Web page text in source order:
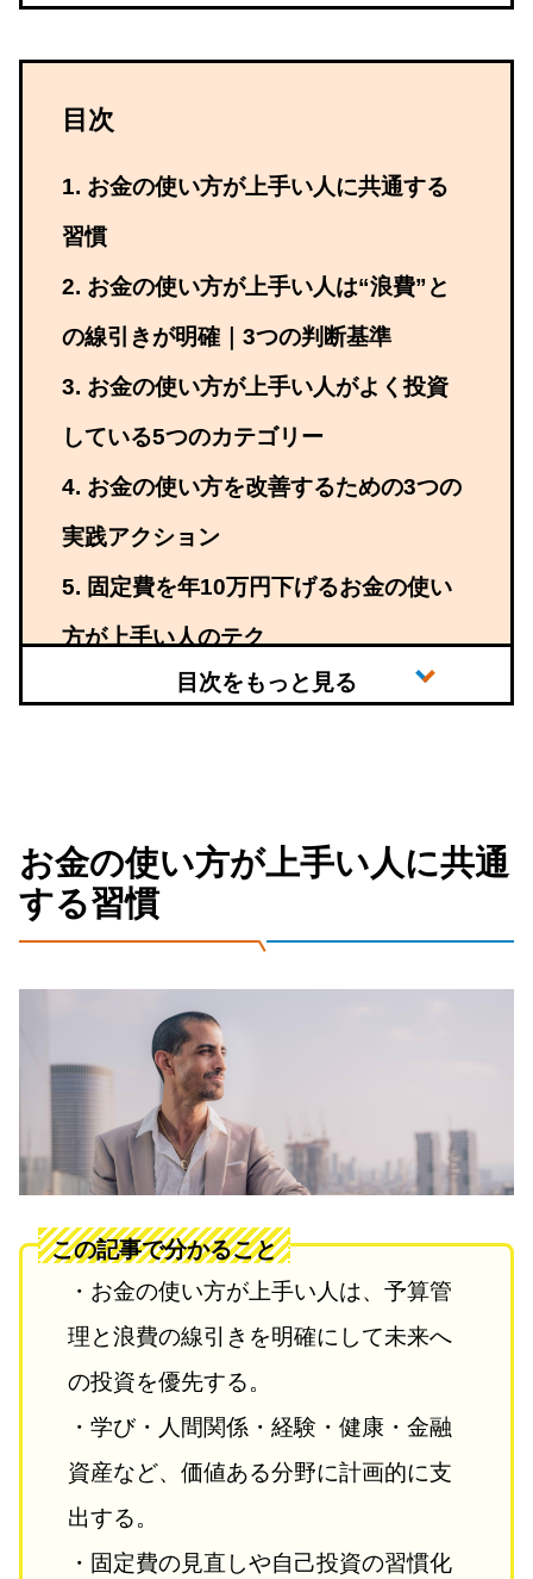
目次
お金の使い方が上手い人に共通する
習慣
お金の使い方が上手い人は“浪費”と
の線引きが明確｜3つの判断基準
お金の使い方が上手い人がよく投資
している5つのカテゴリー
お金の使い方を改善するための3つの
実践アクション
固定費を年10万円下げるお金の使い
方が上手い人のテク
お金の使い方が上手い人に共通
する習慣
この記事で分かること
・お金の使い方が上手い人は、予算管
理と浪費の線引きを明確にして未来へ
の投資を優先する。
・学び・人間関係・経験・健康・金融
資産など、価値ある分野に計画的に支
出する。
・固定費の見直しや自己投資の習慣化